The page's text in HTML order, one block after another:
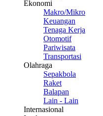
Ekonomi
Makro/Mikro
Keuangan
Tenaga Kerja
Otomotif
Pariwisata
Transportasi
Olahraga
Sepakbola
Raket
Balapan
Lain - Lain
Internasional